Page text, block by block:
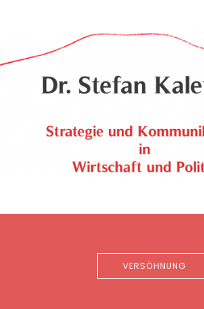
VERSÖHNUNG